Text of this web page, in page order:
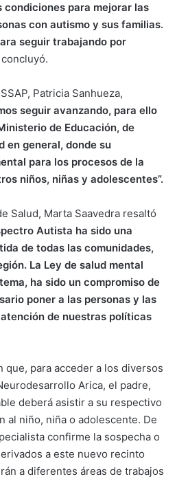
condiciones para mejorar las
con autismo y sus familias.
seguir trabajando por
concluyó.
Patricia Sanhueza,
seguir avanzando, para ello
de Educación, de
en general, donde su
para los procesos de la
niños, niñas y adolescentes”.
Salud, Marta Saavedra resaltó
Autista ha sido una
de todas las comunidades,
La Ley de salud mental
ha sido un compromiso de
poner a las personas y las
de nuestras políticas
que, para acceder a los diversos
Arica, el padre,
deberá asistir a su respectivo
al niño, niña o adolescente. De
confirme la sospecha o
a este nuevo recinto
a diferentes áreas de trabajos